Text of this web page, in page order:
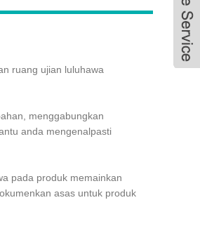
ruang ujian luluhawa
menggabungkan
anda mengenalpasti
pada produk memainkan
asas untuk produk